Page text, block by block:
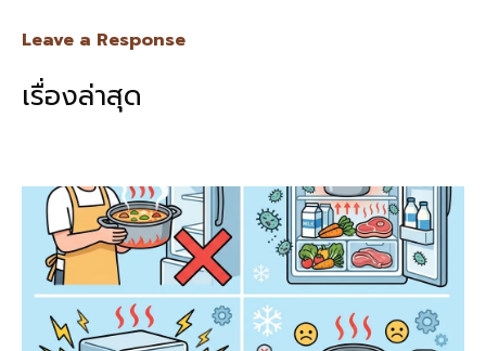
k
Leave a Response
เรื่องล่าสุด